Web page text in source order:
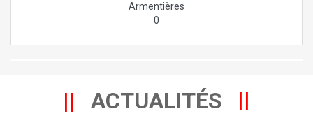
Armentières
0
ACTUALITÉS